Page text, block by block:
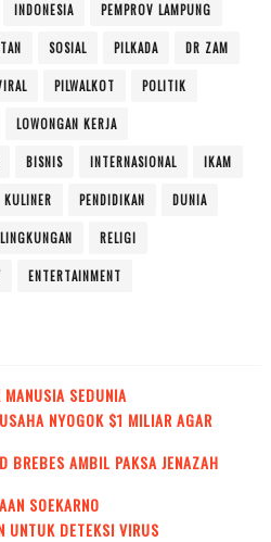
INDONESIA PEMPROV LAMPUNG
SOSIAL PILKADA DR ZAM
PILWALKOT POLITIK
LOWONGAN KERJA
BISNIS INTERNASIONAL IKAM
KULINER PENDIDIKAN DUNIA
LINGKUNGAN RELIGI
ENTERTAINMENT
SEDUNIA
NYOGOK $1 MILIAR AGAR
BREBES AMBIL PAKSA JENAZAH
SOEKARNO
UNTUK DETEKSI VIRUS